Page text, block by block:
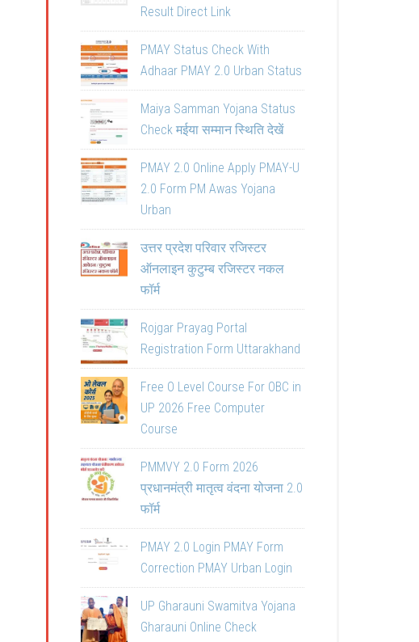
Result Direct Link
PMAY Status Check With
Adhaar PMAY 2.0 Urban Status
Maiya Samman Yojana Status
Check मईया सम्मान स्थिति देखें
PMAY 2.0 Online Apply PMAY-U
2.0 Form PM Awas Yojana
Urban
उत्तर प्रदेश परिवार रजिस्टर
ऑनलाइन कुटुम्ब रजिस्टर नकल
फॉर्म
Rojgar Prayag Portal
Registration Form Uttarakhand
Free O Level Course For OBC in
UP 2026 Free Computer
Course
PMMVY 2.0 Form 2026
प्रधानमंत्री मातृत्व वंदना योजना 2.0
फॉर्म
PMAY 2.0 Login PMAY Form
Correction PMAY Urban Login
UP Gharauni Swamitva Yojana
Gharauni Online Check